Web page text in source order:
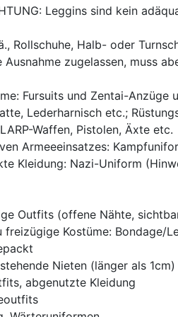
Leggins sind kein
Rollschuhe, Halb- oder
Ausnahme zugelassen, muss
Fursuits und Zentai-Anzüge
Lederharnisch etc.;
Waffen, Pistolen, Äxte etc.
Armeeeinsatzes:
Kleidung: Nazi-Uniform
Outfits (offene Nähte,
freizügige Kostüme: Bondage/
Nieten (länger als 1cm)
abgenutzte Kleidung